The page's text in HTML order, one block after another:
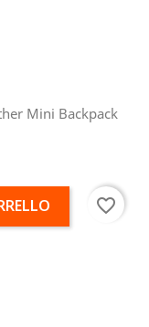
Mini Backpack
favorite_border